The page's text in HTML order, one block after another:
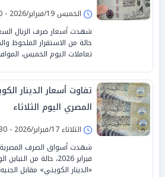
الخميس 19/فبراير/2026 - 09:30 ص
شهدت أسعار صرف الريال
حالة من الاستقرار
تعاملات اليوم الخميس، الموافق 19 فبراير
تفاوت أسعار الدينار
المصري اليوم الثلاثاء
الثلاثاء 17/فبراير/2026 - 07:30 ص
فبراير 2026، حالة من
«الدينار الكويتي» مقابل